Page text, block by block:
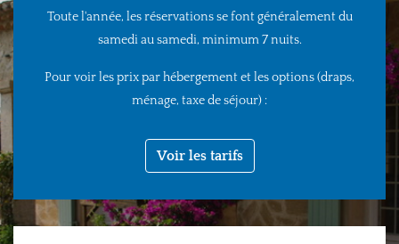
Toute l'année, les réservations se font généralementdu
samedi au samedi, minimum7 nuits.
Pour voir les prix par hébergement et les options (draps,
ménage, taxe de séjour) :
Voir les tarifs